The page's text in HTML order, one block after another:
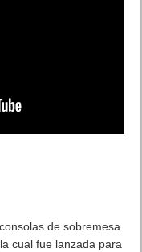
de sobremesa
cual fue lanzada para